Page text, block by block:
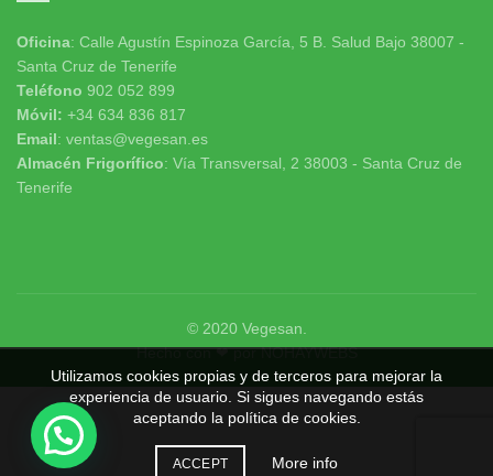
Oficina: Calle Agustín Espinoza García, 5 B. Salud Bajo 38007 -
Santa Cruz de Tenerife
Teléfono 902 052 899
Móvil: +34 634 836 817
Email: ventas@vegesan.es
Almacén Frigorífico: Vía Transversal, 2 38003 - Santa Cruz de
Tenerife
© 2020 Vegesan
Hecho con ❤ porNOHAYWEBS
Utilizamos cookies propias y de terceros para mejorar la
experiencia de usuario. Si sigues navegando estás
aceptando la política de cookies.
ACCEPT More info